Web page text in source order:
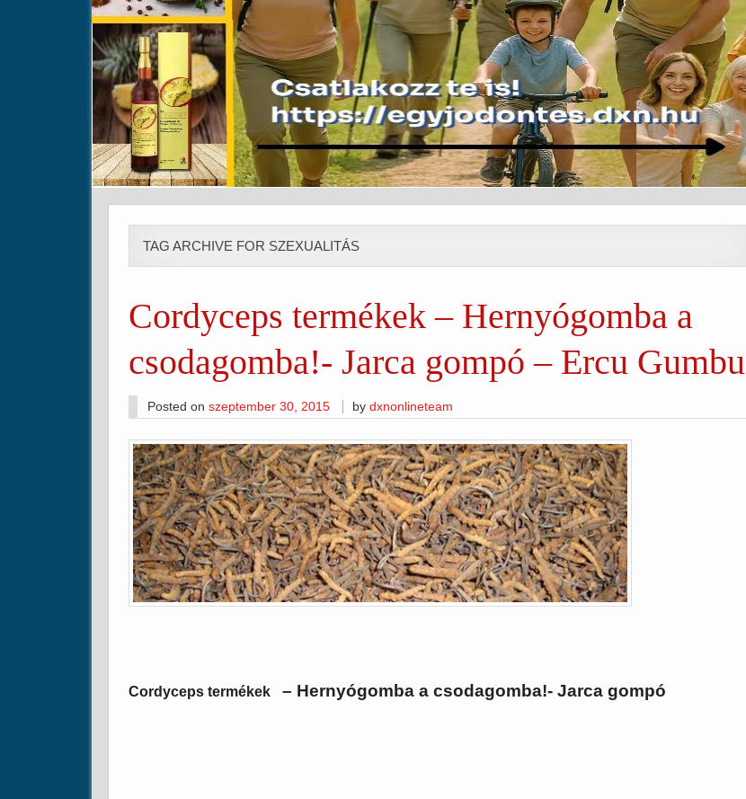
TAG ARCHIVE FOR SZEXUALITÁS
Cordyceps termékek – Hernyógomba a
csodagomba!- Jarca gompó – Ercu Gumbu
Posted on szeptember 30, 2015 bydxnonlineteam
Cordyceps termékek – Hernyógomba a csodagomba!- Jarca gompó